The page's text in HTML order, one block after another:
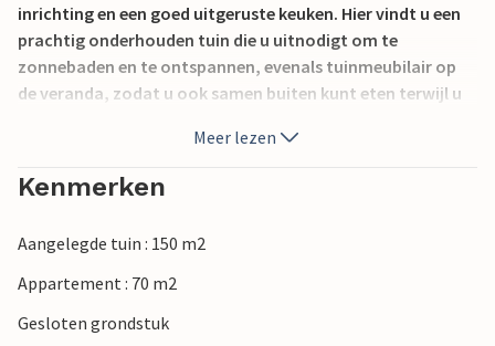
inrichting en een goed uitgeruste keuken. Hier vindt u een
prachtig onderhouden tuin die u uitnodigt om te
zonnebaden en te ontspannen, evenals tuinmeubilair op
de veranda, zodat u ook samen buiten kunt eten terwijl u
U bent niet ver van de kust, die u in een paar stappen kunt
bereiken. Ontdek het fabelachtige landschap van Sardinië,
pracht met ruige kustlijnen, zanderige baaien,
kristalheldere turquoise zee, rotsachtige pieken en
voor buitenactiviteiten, zoals watersporten, wandelen,
Meer lezen
Kenmerken
Aangelegde tuin : 150 m2
Appartement : 70 m2
Gesloten grondstuk